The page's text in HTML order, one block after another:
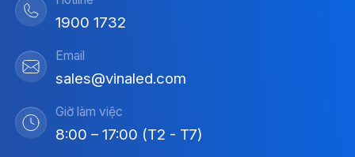
1900 1732
Email
sales@vinaled.com
Giờ làm việc
8:00 – 17:00 (T2 - T7)